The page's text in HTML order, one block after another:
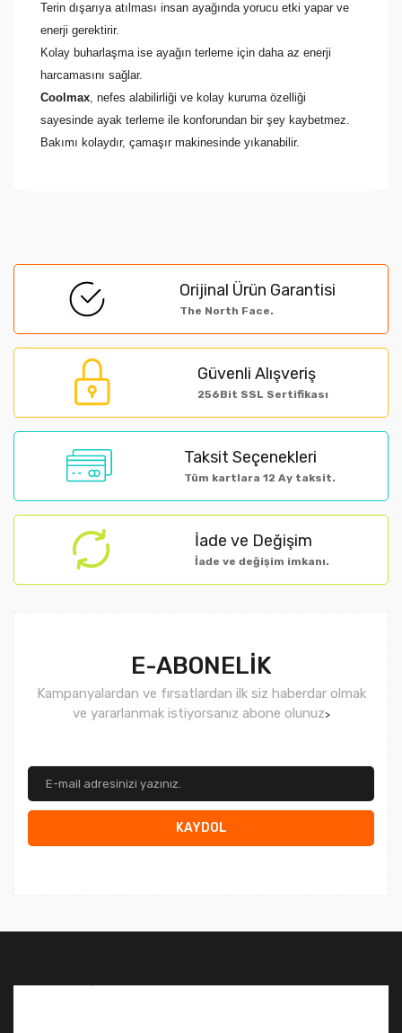
Terin dışarıya atılması insan ayağında yorucu etki yapar ve
enerji gerektirir.
Kolay buharlaşma ise ayağın terleme için daha az enerji
harcamasını sağlar.
Coolmax , nefes alabilirliği ve kolay kuruma özelliği
sayesinde ayak terleme ile konforundan bir şey kaybetmez.
Bakımı kolaydır, çamaşır makinesinde yıkanabilir.
Yorum Yaz
Görüş ve önerileriniz için teşekkür ederiz.
Ürün resmi kalitesiz, bozuk veya görüntülenemiyor.
Ürün açıklamasında eksik bilgiler bulunuyor.
Bu ürüne benzer farklı alternatifler olmalı.
Orijinal Ürün Garantisi
The North Face.
Güvenli Alışveriş
256Bit SSL Sertifikası
Taksit Seçenekleri
Tüm kartlara 12 Ay taksit.
İade ve Değişim
İade ve değişim imkanı.
E-ABONELİK
Kampanyalardan ve fırsatlardan ilk siz haberdar olmak
ve yararlanmak istiyorsanız abone olunuz>
KAYDOL